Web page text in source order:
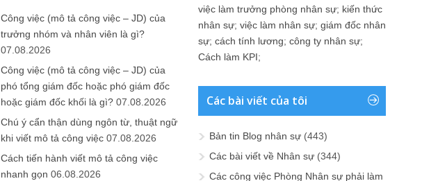
Công việc (mô tả công việc – JD) của
trưởng nhóm và nhân viên là gì?
07.08.2026
Công việc (mô tả công việc – JD) của
phó tổng giám đốc hoặc phó giám đốc
hoặc giám đốc khối là gì? 07.08.2026
Chú ý cẩn thận dùng ngôn từ, thuật ngữ
khi viết mô tả công việc 07.08.2026
Cách tiến hành viết mô tả công việc
nhanh gọn 06.08.2026
việc làm trưởng phòng nhân sự; kiến thức
nhân sự; việc làm nhân sự; giám đốc nhân
sự; cách tính lương; công ty nhân sự;
Cách làm KPI;
Các bài viết của tôi
Bản tin Blog nhân sự (443)
Các bài viết về Nhân sự (344)
Các công việc Phòng Nhân sự phải làm